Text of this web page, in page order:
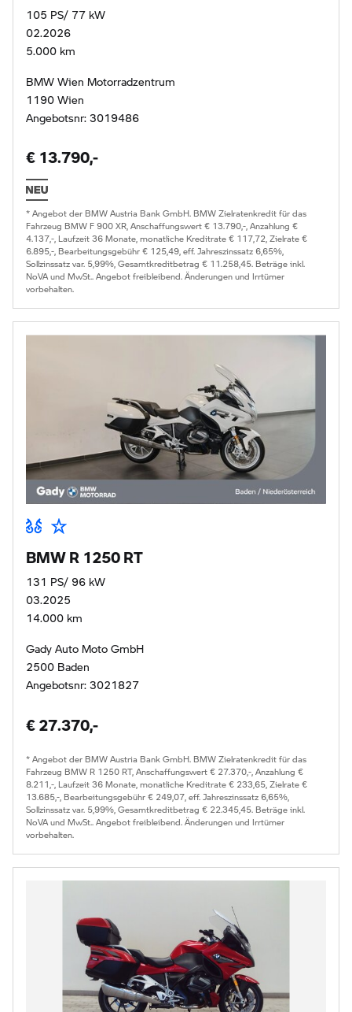
105 PS/ 77 kW
02.2026
5.000 km
BMW Wien Motorradzentrum
1190 Wien
Angebotsnr: 3019486
€ 13.790,-
* Angebot der BMW Austria Bank GmbH. BMW Zielratenkredit für das
Fahrzeug BMW F 900 XR, Anschaffungswert € 13.790,-, Anzahlung €
4.137,-, Laufzeit 36 Monate, monatliche Kreditrate € 117,72, Zielrate €
6.895,-, Bearbeitungsgebühr € 125,49, eff. Jahreszinssatz 6,65%,
Sollzinssatz var. 5,99%, Gesamtkreditbetrag € 11.258,45. Beträge inkl.
NoVA und MwSt.. Angebot freibleibend. Änderungen und Irrtümer
vorbehalten.
BMW R 1250 RT
131 PS/ 96 kW
03.2025
14.000 km
Gady Auto Moto GmbH
2500 Baden
Angebotsnr: 3021827
€ 27.370,-
* Angebot der BMW Austria Bank GmbH. BMW Zielratenkredit für das
Fahrzeug BMW R 1250 RT, Anschaffungswert € 27.370,-, Anzahlung €
8.211,-, Laufzeit 36 Monate, monatliche Kreditrate € 233,65, Zielrate €
13.685,-, Bearbeitungsgebühr € 249,07, eff. Jahreszinssatz 6,65%,
Sollzinssatz var. 5,99%, Gesamtkreditbetrag € 22.345,45. Beträge inkl.
NoVA und MwSt.. Angebot freibleibend. Änderungen und Irrtümer
vorbehalten.